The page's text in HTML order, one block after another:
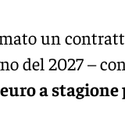
un
del 2027 –
a stagione